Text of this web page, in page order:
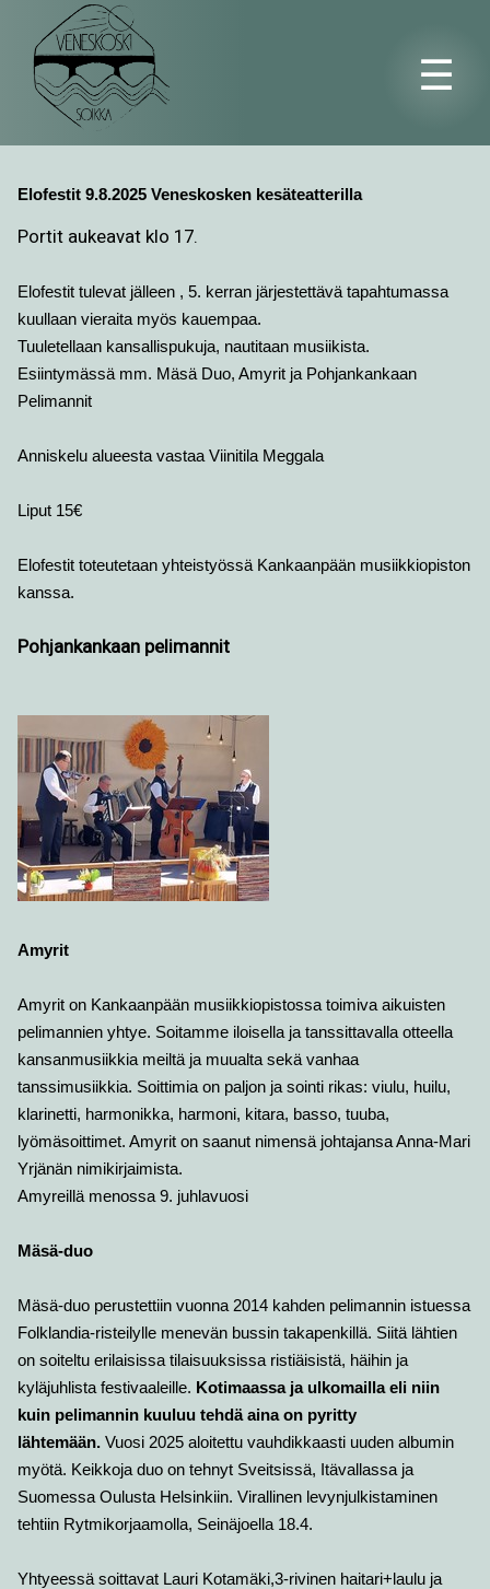
☰
Elofestit 9.8.2025 Veneskosken kesäteatterilla
Portit aukeavat klo 17.
Elofestit tulevat jälleen , 5. kerran järjestettävä tapahtumassa
kuullaan vieraita myös kauempaa.
Tuuletellaan kansallispukuja, nautitaan musiikista.
Esiintymässä mm. Mäsä Duo, Amyrit ja Pohjankankaan
Pelimannit
Anniskelu alueesta vastaa Viinitila Meggala
Liput 15€
Elofestit toteutetaan yhteistyössä Kankaanpään musiikkiopiston
kanssa.
Pohjankankaan pelimannit
Amyrit
Amyrit on Kankaanpään musiikkiopistossa toimiva aikuisten
pelimannien yhtye. Soitamme iloisella ja tanssittavalla otteella
kansanmusiikkia meiltä ja muualta sekä vanhaa
tanssimusiikkia. Soittimia on paljon ja sointi rikas: viulu, huilu,
klarinetti, harmonikka, harmoni, kitara, basso, tuuba,
lyömäsoittimet. Amyrit on saanut nimensä johtajansa Anna-Mari
Yrjänän nimikirjaimista.
Amyreillä menossa 9. juhlavuosi
Mäsä-duo
Mäsä-duo perustettiin vuonna 2014 kahden pelimannin istuessa
Folklandia-risteilylle menevän bussin takapenkillä. Siitä lähtien
on soiteltu erilaisissa tilaisuuksissa ristiäisistä, häihin ja
kyläjuhlista festivaaleille. Kotimaassa ja ulkomailla eli niin
kuin pelimannin kuuluu tehdä aina on pyritty
lähtemään. Vuosi 2025 aloitettu vauhdikkaasti uuden albumin
myötä. Keikkoja duo on tehnyt Sveitsissä, Itävallassa ja
Suomessa Oulusta Helsinkiin. Virallinen levynjulkistaminen
tehtiin Rytmikorjaamolla, Seinäjoella 18.4.
Yhtyeessä soittavat Lauri Kotamäki,3-rivinen haitari+laulu ja